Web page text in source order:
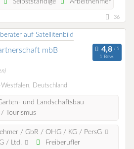
Selbstständige Arbeitnehmer
36
mbB
1 Bew.
Deutschland
und Landschaftsbau
Tourismus
/ GbR / OHG / KG / PersG
/ Ltd.
Freiberufler